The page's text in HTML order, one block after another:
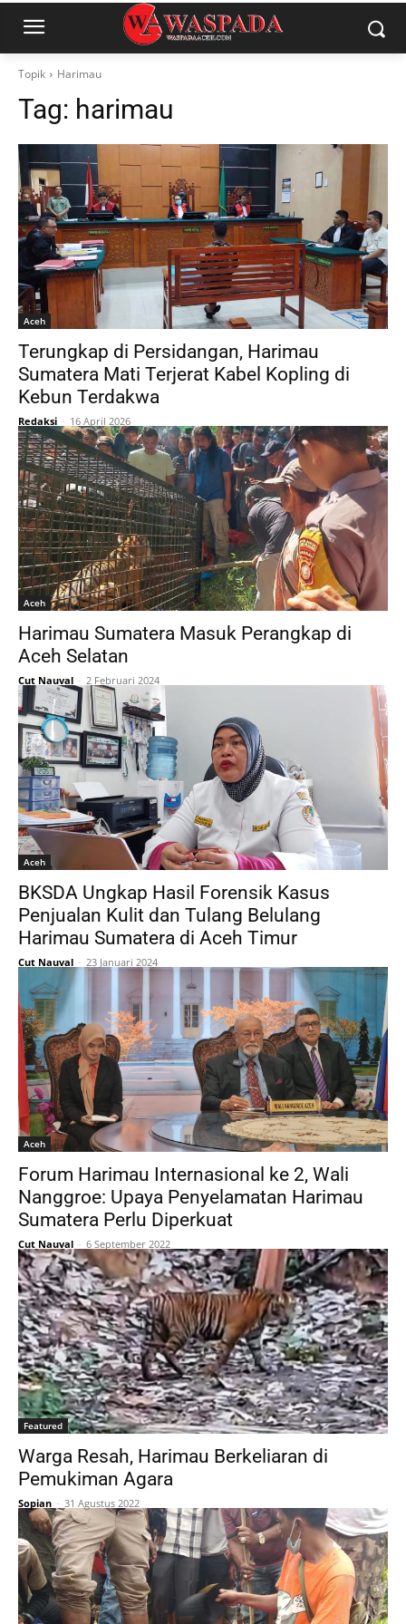
Topik Harimau
Tag: harimau
Aceh
Terungkap di Persidangan, Harimau
Sumatera Mati Terjerat Kabel Kopling di
Kebun Terdakwa
Redaksi - 16 April 2026
Aceh
Harimau Sumatera Masuk Perangkap di
Aceh Selatan
Cut Nauval - 2 Februari 2024
Aceh
BKSDA Ungkap Hasil Forensik Kasus
Penjualan Kulit dan Tulang Belulang
Harimau Sumatera di Aceh Timur
Cut Nauval - 23 Januari 2024
Aceh
Forum Harimau Internasional ke 2, Wali
Nanggroe: Upaya Penyelamatan Harimau
Sumatera Perlu Diperkuat
Cut Nauval - 6 September 2022
Featured
Warga Resah, Harimau Berkeliaran di
Pemukiman Agara
Sopian - 31 Agustus 2022